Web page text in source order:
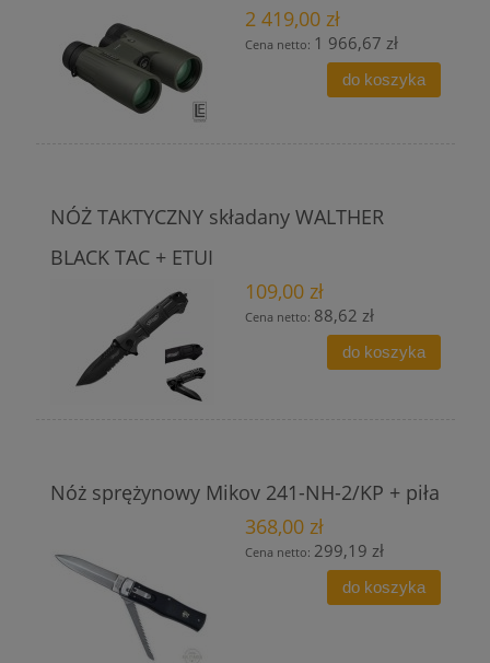
2 419,00 zł
Cena netto: 1 966,67 zł
do koszyka
NÓŻ TAKTYCZNY składany WALTHER
BLACK TAC + ETUI
109,00 zł
Cena netto: 88,62 zł
do koszyka
Nóż sprężynowy Mikov 241-NH-2/KP + piła
368,00 zł
Cena netto: 299,19 zł
do koszyka